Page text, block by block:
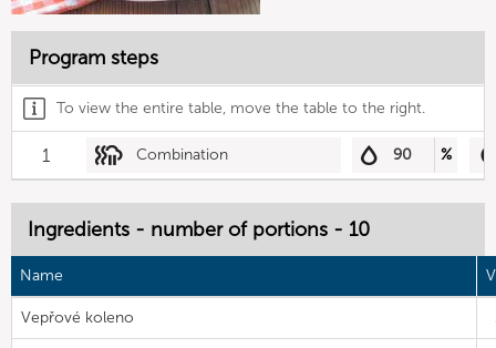
Program steps
To view the entire table, move the table to the right.
1 Combination 90 %
Ingredients - number of portions - 10
Name
Vepřové koleno